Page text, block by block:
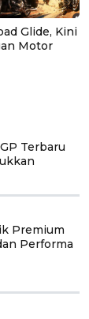
Glide, Kini
Motor
Terbaru
Premium
Performa